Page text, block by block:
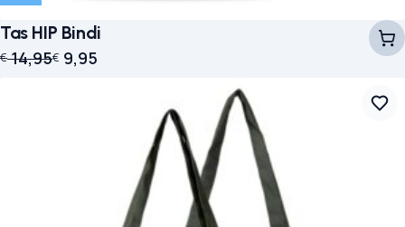
Tas HIP Bindi
€14,95
Oorspronkelijke prijs was: € 14,95.
€ 9,95
Huidige prijs is: € 9,95.